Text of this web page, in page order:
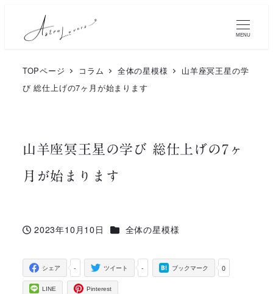
MENU
TOPページ コラム 全体の星模様
山羊座冥王星の学
び 総仕上げの7ヶ月が始まります
山羊座冥王星の学び 総仕上げの7ヶ
月が始まります
投稿日
2023年10月10日 カテゴリー
全体の星模様
-
シェア -
ツイート 0
ブックマーク
LINE Pinterest